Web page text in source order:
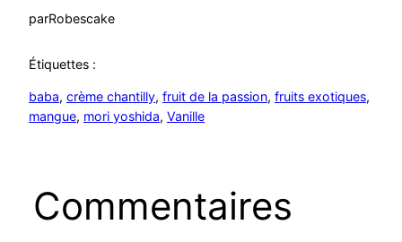
parRobescake
Étiquettes :
baba, crème chantilly, fruit de la passion, fruits exotiques
mangue, mori yoshida, Vanille
Commentaires